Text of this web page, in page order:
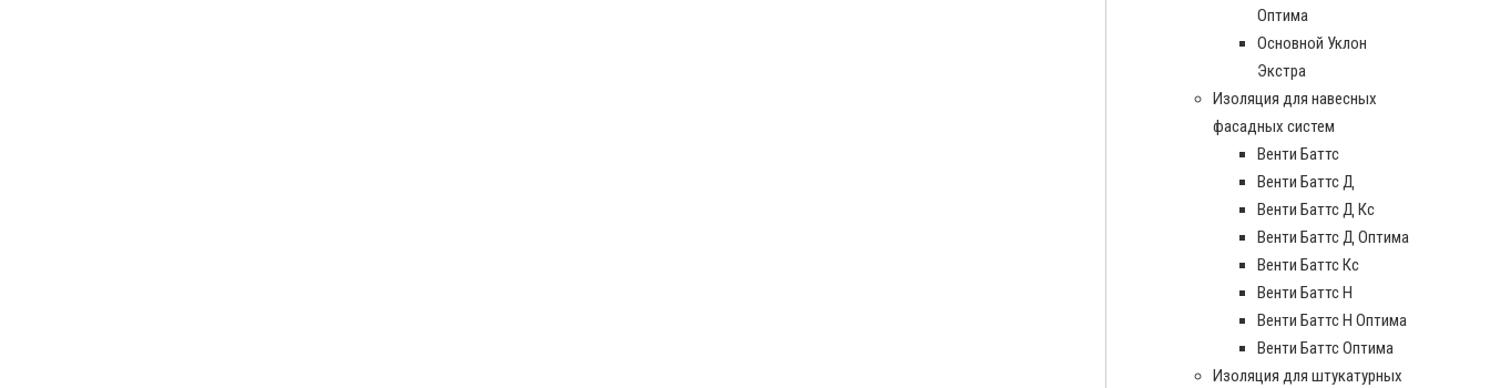
Оптима
Основной Уклон
Экстра
Изоляция для навесных
фасадных систем
Венти Баттс
Венти Баттс Д
Венти Баттс Д Кс
Венти Баттс Д Оптима
Венти Баттс Кс
Венти Баттс Н
Венти Баттс Н Оптима
Венти Баттс Оптима
Изоляция для штукатурных